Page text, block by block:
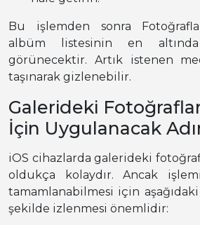
Bu işlemden sonra
albüm listesinin en
görünecektir. Artık istenen
taşınarak gizlenebilir.
Galerideki
İçin Uygulanacak
iOS cihazlarda galerideki
oldukça kolaydır. Ancak
tamamlanabilmesi için aşağıdaki
şekilde izlenmesi önemlidir: